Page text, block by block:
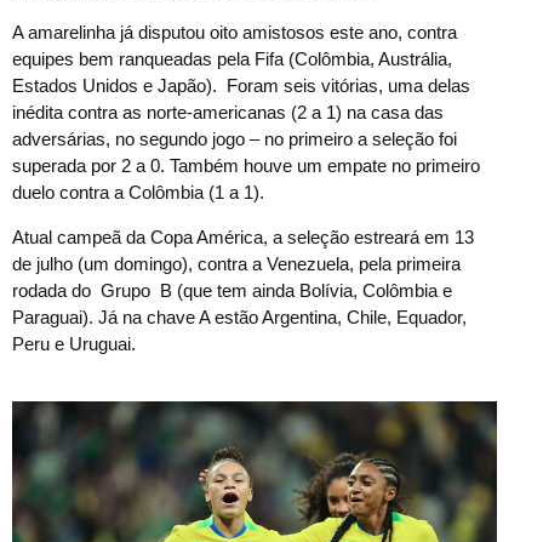
A amarelinha já disputou oito amistosos este ano, contra
equipes bem ranqueadas pela Fifa (Colômbia, Austrália,
Estados Unidos e Japão). Foram seis vitórias, uma delas
inédita contra as norte-americanas (2 a 1) na casa das
adversárias, no segundo jogo – no primeiro a seleção foi
superada por 2 a 0. Também houve um empate no primeiro
duelo contra a Colômbia (1 a 1).
Atual campeã da Copa América, a seleção estreará em 13
de julho (um domingo), contra a Venezuela, pela primeira
rodada do Grupo B (que tem ainda Bolívia, Colômbia e
Paraguai). Já na chave A estão Argentina, Chile, Equador,
Peru e Uruguai.